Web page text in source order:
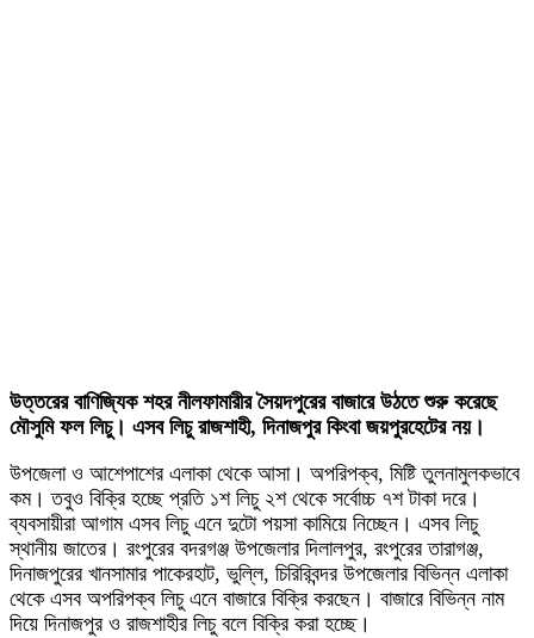
উত্তরের বাণিজ্যিক শহর নীলফামারীর সৈয়দপুরের বাজারে উঠতে শুরু করেছে
মৌসুমি ফল লিচু। এসব লিচু রাজশাহী, দিনাজপুর কিংবা জয়পুরহেটের নয়।
উপজেলা ও আশেপাশের এলাকা থেকে আসা। অপরিপক্ব, মিষ্টি তুলনামুলকভাবে
কম। তবুও বিক্রি হচ্ছে প্রতি ১শ লিচু ২শ থেকে সর্বোচ্চ ৭শ টাকা দরে।
ব্যবসায়ীরা আগাম এসব লিচু এনে দুটো পয়সা কামিয়ে নিচ্ছেন। এসব লিচু
স্থানীয় জাতের। রংপুরের বদরগঞ্জ উপজেলার দিলালপুর, রংপুরের তারাগঞ্জ,
দিনাজপুরের খানসামার পাকেরহাট, ভুল্লি, চিরিরিবন্দর উপজেলার বিভিন্ন এলাকা
থেকে এসব অপরিপক্ব লিচু এনে বাজারে বিক্রি করছেন। বাজারে বিভিন্ন নাম
দিয়ে দিনাজপুর ও রাজশাহীর লিচু বলে বিক্রি করা হচ্ছে।